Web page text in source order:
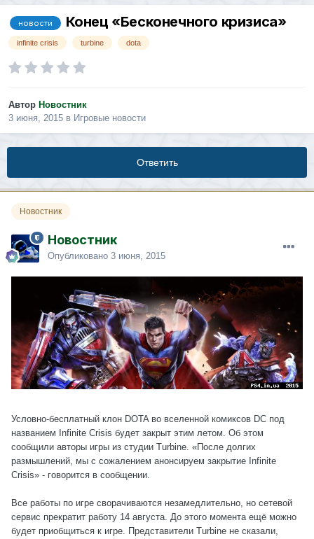
новости Конец «Бесконечного кризиса»
infinite crisis turbine dota
Автор Новостник
3 июня, 2015 в Игровые новости
Ответить
Новостник
Новостник
Опубликовано 3 июня, 2015
Условно-бесплатный клон DOTA во вселенной комиксов DC под
названием Infinite Crisis будет закрыт этим летом. Об этом
сообщили авторы игры из студии Turbine. «После долгих
размышлений, мы с сожалением анонсируем закрытие Infinite
Crisis» - говорится в сообщении.
Все работы по игре сворачиваются незамедлительно, но сетевой
сервис прекратит работу 14 августа. До этого момента ещё можно
будет приобщиться к игре. Представители Turbine не сказали,